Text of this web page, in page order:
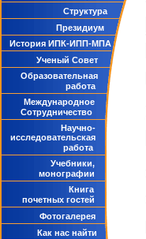
Структура
Президиум
История ИПК-ИПП-МПА
Ученый Совет
Образовательная
работа
Международное
Сотрудничество
Научно-
исследовательская
работа
Учебники,
монографии
Книга
почетных гостей
Фотогалерея
Как нас найти